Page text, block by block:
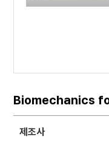
Biomechanics
제조사